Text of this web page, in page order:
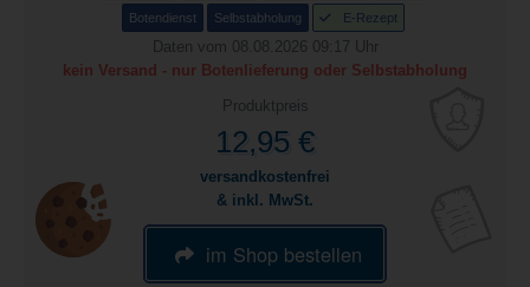
Botendienst Selbstabholung E-Rezept
Daten vom 08.08.2026 09:17 Uhr
kein Versand - nur Botenlieferung oder Selbstabholung
Produktpreis
12,95 €
versandkostenfrei
& inkl. MwSt.
im Shop bestellen